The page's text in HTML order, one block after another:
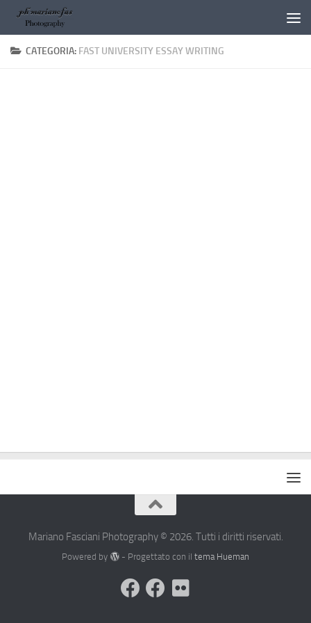
Salta al contenuto
CATEGORIA: FAST UNIVERSITY ESSAY WRITING
Mariano Fasciani Photography © 2026. Tutti i diritti riservati.
Powered by - Progettato con il tema Hueman